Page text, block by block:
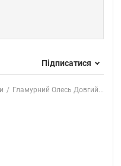
Підписатися
Гламурний Олесь Довгий...